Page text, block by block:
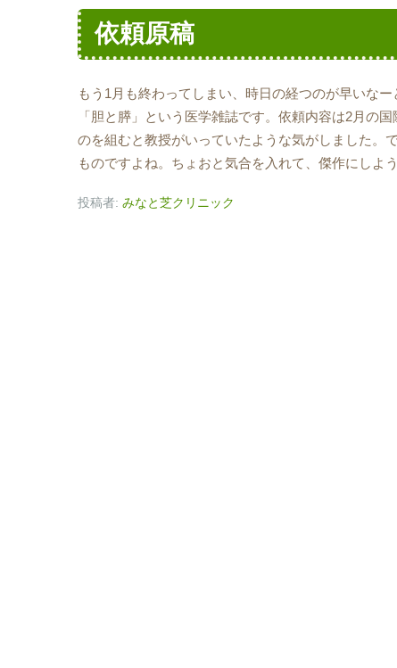
依頼原稿
もう1月も終わってしまい、時日の経つのが早いな
「胆と膵」という医学雑誌です。依頼内容は2月の
のを組むと教授がいっていたような気がしました。
ものですよね。ちょおと気合を入れて、傑作にしよ
投稿者: みなと芝クリニック